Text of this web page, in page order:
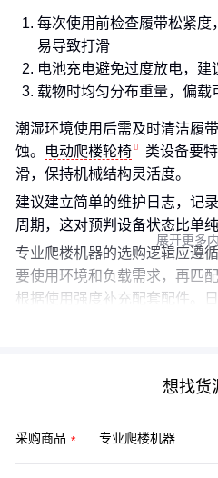
每次使用前检查履带松紧
易导致打滑
电池充电避免过度放电，
载物时均匀分布重量，偏载
潮湿环境使用后需及时清洁履
蚀。
电动爬楼轮椅
类设备要
滑，保持机械结构灵活度。
建议建立简单的维护日志，记
周期，这对预判设备状态比单
专业爬楼机器的选购逻辑应遵
要使用环境和负载需求，再匹
根据使用强度补充配套配件。
展开更多
想找货
采购商品